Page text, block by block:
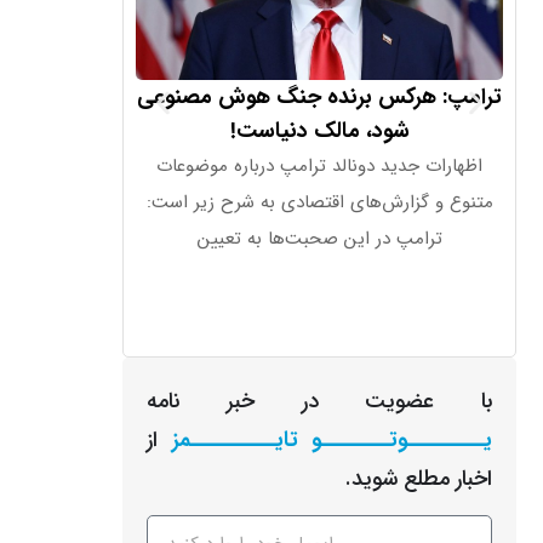
ترامپ: هرکس برنده جنگ هوش مصنوعی
شود، مالک دنیاست!
اظهارات جدید دونالد ترامپ درباره موضوعات
متنوع و گزارش‌های اقتصادی به شرح زیر است:
ترامپ در این صحبت‌ها به تعیین
با عضویت در خبر نامه
یـــــــــوتــــــــو تایــــــــــمز از
اخبار مطلع شوید.